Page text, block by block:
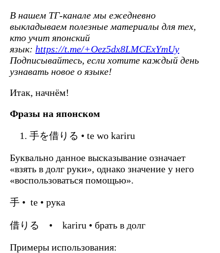
В нашем ТГ-канале мы ежедневно
выкладываем полезные материалы для тех,
кто учит японский
язык: https://t.me/+Oez5dx8LMCExYmUy
Подписывайтесь, если хотите каждый день
узнавать новое о языке!
Итак, начнём!
Фразы на японском
手を借りる • te wo kariru
Буквально данное высказывание означает
«взять в долг руки», однако значение у него
«воспользоваться помощью».
手 • te • рука
借りる • kariru • брать в долг
Примеры использования: